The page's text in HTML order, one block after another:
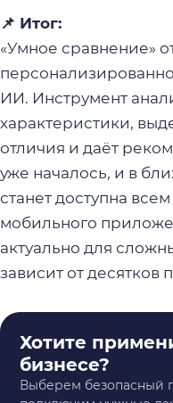
📌 Итог:
«Умное сравнение»
ИИ. Инструмент
характеристики,
отличия и даёт
уже началось, и в
станет доступна
мобильного
актуально для
зависит от десятков
Хотите
бизнесе?
Выберем безопасный